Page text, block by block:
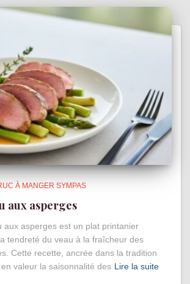
À MANGER SYMPAS
aux asperges
aux asperges est un plat printanier
tendreté du veau à la fraîcheur des
Cette recette, ancrée dans la tradition
valeur la saisonnalité des Lire la suite